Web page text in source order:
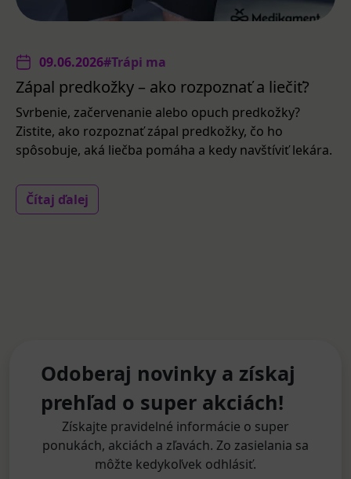
09.06.2026#Trápi ma
Zápal predkožky – ako rozpoznať a liečiť?
Svrbenie, začervenanie alebo opuch predkožky?
Zistite, ako rozpoznať zápal predkožky, čo ho
spôsobuje, aká liečba pomáha a kedy navštíviť lekára.
Čítaj ďalej
Odoberaj novinky a získaj
prehľad o super akciách!
Získajte pravidelné informácie o super
ponukách, akciách a zľavách. Zo zasielania sa
môžte kedykoľvek odhlásiť.